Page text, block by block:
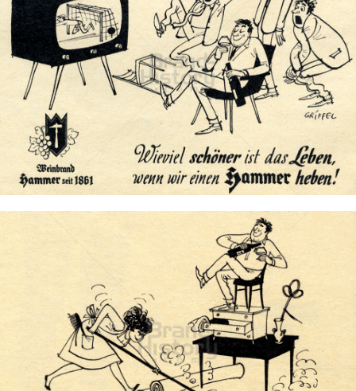
HAMMER Jubelbrand
Hammer Brennerei, Heilbronn
1958
Bild-ID: 73711
HAMMER Jubelbrand
Hammer Brennerei, Heilbronn
1958